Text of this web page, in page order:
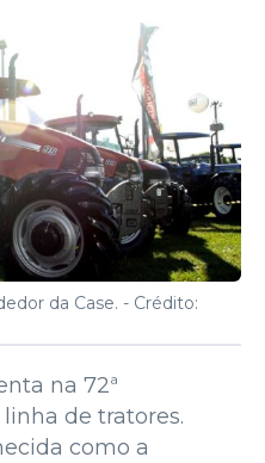
da Case. - Crédito:
na 72ª
de tratores.
como a